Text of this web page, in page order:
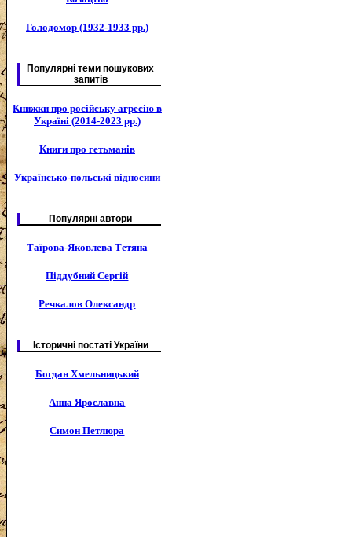
Голодомор (1932-1933 рр.)
Популярні теми пошукових
запитів
Книжки про російську агресію в
Україні (2014-2023 рр.)
Книги про гетьманів
Українсько-польські відносини
Популярні автори
Таїрова-Яковлева Тетяна
Піддубний Сергій
Речкалов Олександр
Історичні постаті України
Богдан Хмельницький
Анна Ярославна
Симон Петлюра